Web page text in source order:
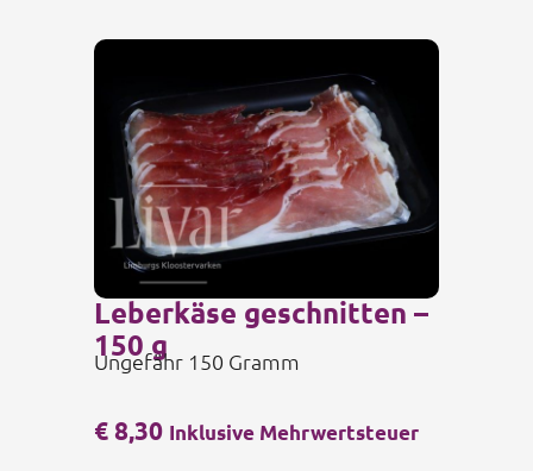
€8,30 Inklusive Mehrwertsteuer
Leberkäse geschnitten –
150 g
Ungefähr 150 Gramm